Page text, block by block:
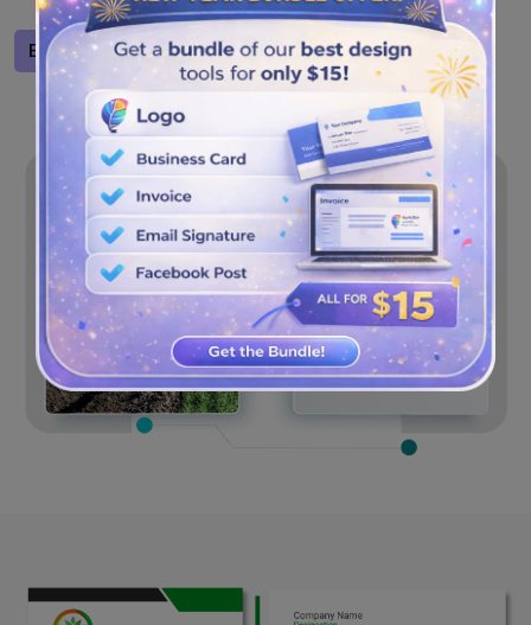
und SVG Vektorbildformat heruntergeladen werden.
Entwerfen Sie ein Logo